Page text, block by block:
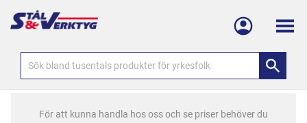
Meny
För att kunna handla hos oss och se priser behöver du